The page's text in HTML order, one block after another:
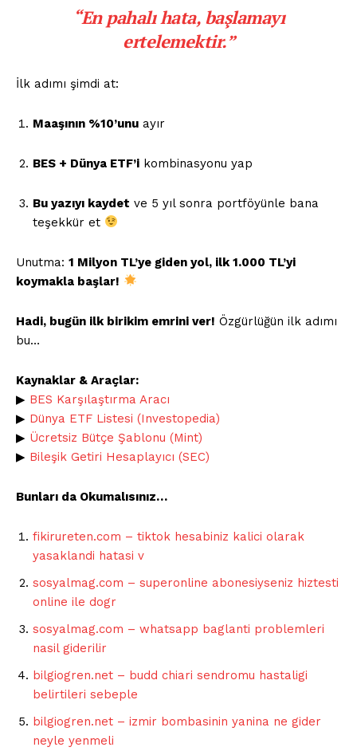
İLETIŞIM
Kurumsal
Gizlilik Politikası
İletişim
“En pahalı hata, başlamayı
ertelemektir.”
İlk adımı şimdi at:
Maaşının %10’unu ayır
BES + Dünya ETF’i kombinasyonu yap
Bu yazıyı kaydet ve 5 yıl sonra portföyünle bana
teşekkür et
Unutma: 1 Milyon TL’ye giden yol, ilk 1.000 TL’yi
koymakla başlar!
Hadi, bugün ilk birikim emrini ver! Özgürlüğün ilk adımı
bu…
Kaynaklar & Araçlar:
▶︎ BES Karşılaştırma Aracı
▶︎ Dünya ETF Listesi (Investopedia)
▶︎ Ücretsiz Bütçe Şablonu (Mint)
▶︎ Bileşik Getiri Hesaplayıcı (SEC)
Bunları da Okumalısınız…
fikirureten.com – tiktok hesabiniz kalici olarak
yasaklandi hatasi v
sosyalmag.com – superonline abonesiyseniz hiztesti
online ile dogr
sosyalmag.com – whatsapp baglanti problemleri
nasil giderilir
bilgiogren.net – budd chiari sendromu hastaligi
belirtileri sebeple
bilgiogren.net – izmir bombasinin yanina ne gider
neyle yenmeli